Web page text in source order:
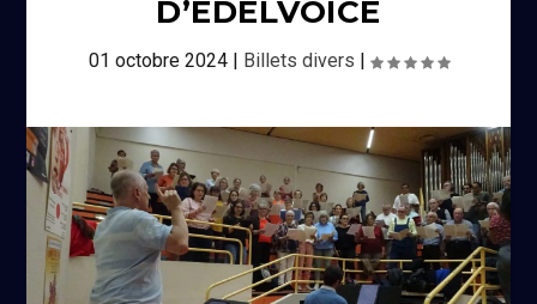
D’EDELVOICE
01 octobre 2024| Billets divers |